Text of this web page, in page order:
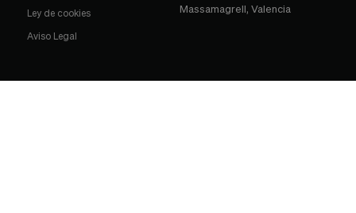
Ley de cookies
Aviso Legal
Massamagrell, Valencia